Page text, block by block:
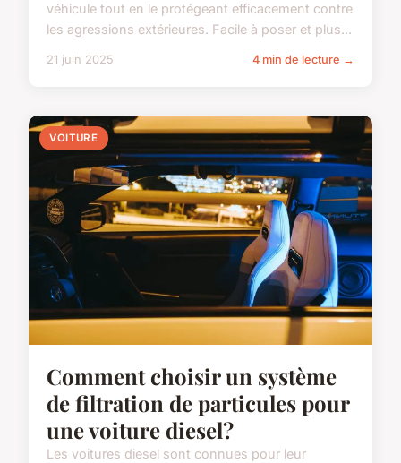
véhicule tout en le protégeant efficacement contre
les agressions extérieures. Facile à poser et plus...
21 juin 2025 4 min de lecture →
VOITURE
Comment choisir un système
de filtration de particules pour
une voiture diesel?
Les voitures diesel sont connues pour leur